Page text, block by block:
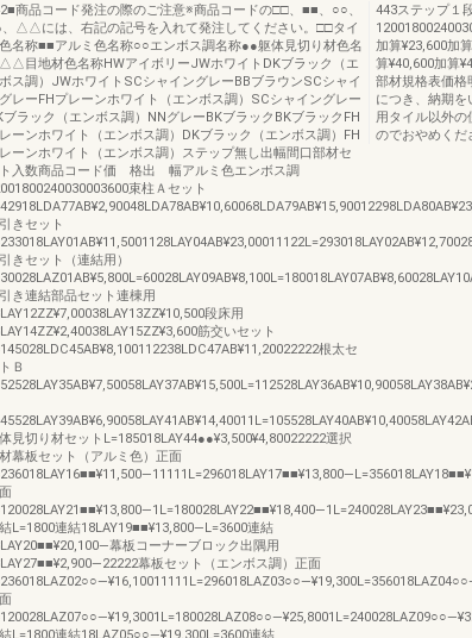
商品コード発注の際のご注意※商品コードの□□、■■、○○、
△△には、右記の記号を入れて発注してください。□□タイ
名称■■アルミ色名称○○エンボス調名称●●躯体見切り材色名
目地材色名称HWアイボリーJWホワイトDKブラック（エ
ス調）JWホワイトSCシャイングレーBBブラウンSCシャイ
レーFHプレーンホワイト（エンボス調）SCシャイングレー
ブラック（エンボス調）NNグレーBKブラックBKブラックFH
ーンホワイト（エンボス調）DKブラック（エンボス調）FH
ーンホワイト（エンボス調）ステップ無し出幅間口部材セ
入数商品コード価 格出 幅アルミ色エンボス調
束柱Ａセット
きセット
きセット（連結用）
き連結部品セット連棟用
段床用
筋交いセット
根太セ
Ｂ
見切り材セットL=185018LAY44●●¥3,500¥4,80022222選択
幕板セット（アルミ色）正面
L=1800連結18LAY19■■¥13,800―L=3600連結
幕板コーナーブロック出隅用
幕板セット（エンボス調）正面
L=1800連結18LAZ05○○―¥19,300L=3600連結
443ステップ１
加算¥23,600加
算¥40,600加算
部材規格表価格
につき、納期
用タイル以外
のでおやめくだ